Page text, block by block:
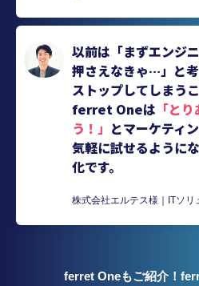
以前は「まずエンジ
押さえなきゃ…」と
ストップしてしまう
ferret Oneは 「と
う！」 とマーケティ
気軽に試せるように
化です。
株式会社エルテス様｜ITソリ
ferret Oneもご紹介！